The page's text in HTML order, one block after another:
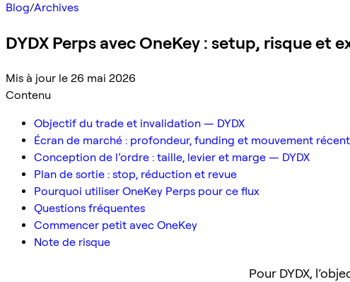
Blog/Archives
DYDX Perps avec OneKey : setup, risque et
Mis à jour le 26 mai 2026
Contenu
Objectif du trade et invalidation — DYDX
Écran de marché : profondeur, funding et mouvement récent
Conception de l’ordre : taille, levier et marge — DYDX
Plan de sortie : stop, réduction et revue
Pourquoi utiliser OneKey Perps pour ce flux
Questions fréquentes
Commencer petit avec OneKey
Note de risque
Pour DYDX,